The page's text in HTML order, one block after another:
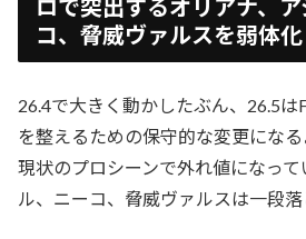
ロで突出するオリアナ、
コ、脅威ヴァルスを弱体化
26.4で大きく動かしたぶん、26.5は
を整えるための保守的な変更になる
現状のプロシーンで外れ値になっ
ル、ニーコ、脅威ヴァルスは一段落